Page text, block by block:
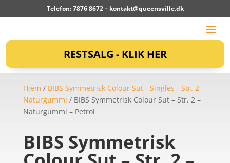
Telefon: 7876 8672 – kontakt@queensville.dk
RESTSALG - KLIK HER
Hjem / BIBS Symmetrisk Colour Sut - Singles - Str. 2 -
Naturgummi / BIBS Symmetrisk Colour Sut – Str. 2 –
Naturgummi – Petrol
BIBS Symmetrisk